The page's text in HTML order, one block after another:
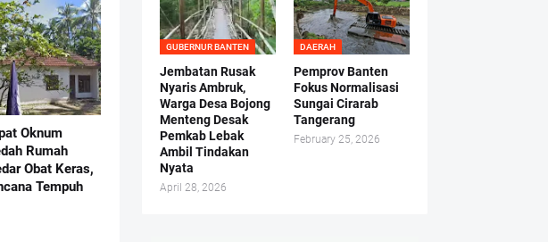
Oknum
Rumah
Obat Keras,
Tempuh
GUBERNUR BANTEN
Jembatan Rusak
Nyaris Ambruk,
Warga Desa Bojong
Menteng Desak
Pemkab Lebak
Ambil Tindakan
Nyata
April 28, 2026
DAERAH
Pemprov Banten
Fokus Normalisasi
Sungai Cirarab
Tangerang
February 25, 2026